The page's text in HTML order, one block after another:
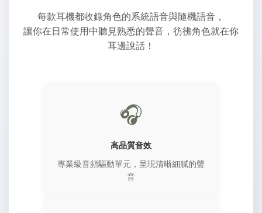
每款耳機都收錄角色的系統語音與隨機語音，
讓你在日常使用中聽見熟悉的聲音，彷彿角色就在你
耳邊說話！
🎧
高品質音效
專業級音頻驅動單元，呈現清晰細膩的聲
音